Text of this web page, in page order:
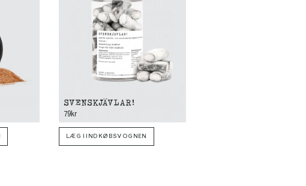
SVENSKJÄVLAR!
79kr
LÆG I INDKØBSVOGNEN